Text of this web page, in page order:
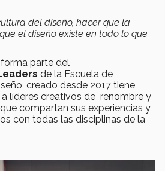
del diseño, hacer que la
el diseño existe en todo lo que
parte del
de la Escuela de
creado desde 2017 tiene
líderes creativos de renombre y
compartan sus experiencias y
con todas las disciplinas de la